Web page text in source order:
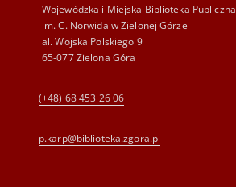
Wojewódzka i Miejska Biblioteka Publiczna
im. C. Norwida w Zielonej Górze
al. Wojska Polskiego 9
65-077 Zielona Góra
(+48) 68 453 26 06
p.karp@biblioteka.zgora.pl